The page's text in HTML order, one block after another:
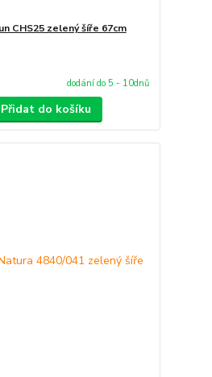
CHS25 zelený šíře 67cm
dodání do 5 - 10dnů
Přidat do košíku